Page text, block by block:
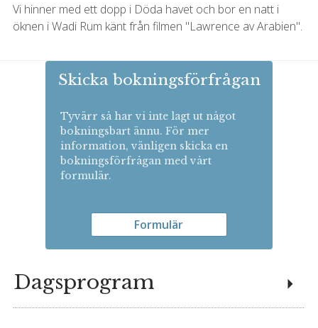
Vi hinner med ett dopp i Döda havet och bor en natt i
öknen i Wadi Rum känt från filmen "Lawrence av Arabien".
Skicka bokningsförfrågan
Tyvärr så har vi inte lagt ut något
bokningsbart ännu. För mer
information, vänligen skicka en
bokningsförfrågan med vårt
formulär.
Formulär
Dagsprogram